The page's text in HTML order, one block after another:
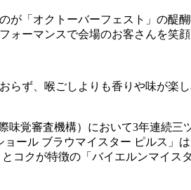
「オクトーバーフェスト」の醍
ーマンスで会場のお客さんを笑
らず、喉ごしよりも香りや味が
覚審査機構）において3年連続
ール ブラウマイスター ピルス」
コクが特徴の「バイエルンマイ